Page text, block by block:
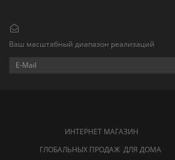
Ваш масштабный диапазон реализаций
ИНТЕРНЕТ МАГАЗИН
ГЛОБАЛЬНЫХ ПРОДАЖ ДЛЯ ДОМА